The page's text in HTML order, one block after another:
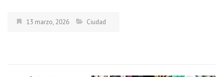
13 marzo, 2026 Ciudad